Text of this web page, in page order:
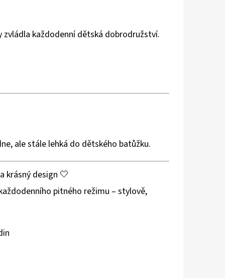
zvládla každodenní dětská dobrodružství.
ale stále lehká do dětského batůžku.
krásný design 🤍
pitného režimu – stylově,